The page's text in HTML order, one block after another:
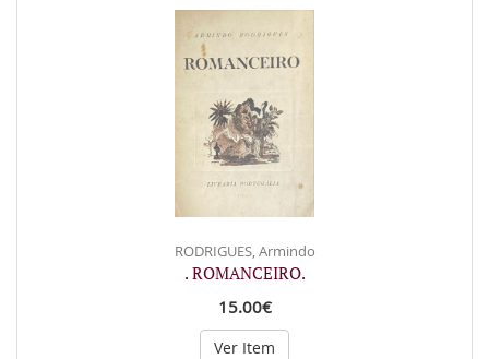
RODRIGUES, Armindo
. ROMANCEIRO.
15.00€
Ver Item